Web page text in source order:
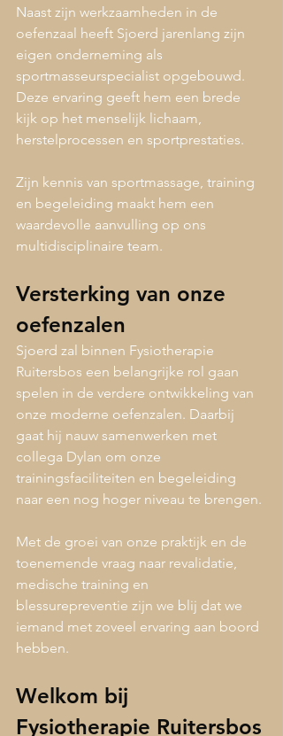
Naast zijn werkzaamheden in de
oefenzaal heeft Sjoerd jarenlang zijn
eigen onderneming als
sportmasseurspecialist opgebouwd.
Deze ervaring geeft hem een brede
kijk op het menselijk lichaam,
herstelprocessen en sportprestaties.
Zijn kennis van sportmassage, training
en begeleiding maakt hem een
waardevolle aanvulling op ons
multidisciplinaire team.
Versterking van onze
oefenzalen
Sjoerd zal binnen Fysiotherapie
Ruitersbos een belangrijke rol gaan
spelen in de verdere ontwikkeling van
onze moderne oefenzalen. Daarbij
gaat hij nauw samenwerken met
collega Dylan om onze
trainingsfaciliteiten en begeleiding
naar een nog hoger niveau te brengen.
Met de groei van onze praktijk en de
toenemende vraag naar revalidatie,
medische training en
blessurepreventie zijn we blij dat we
iemand met zoveel ervaring aan boord
hebben.
Welkom bij
Fysiotherapie Ruitersbos